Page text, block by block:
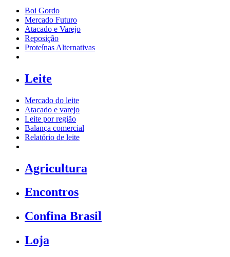
Boi Gordo
Mercado Futuro
Atacado e Varejo
Reposição
Proteínas Alternativas
Leite
Mercado do leite
Atacado e varejo
Leite por região
Balança comercial
Relatório de leite
Agricultura
Encontros
Confina Brasil
Loja